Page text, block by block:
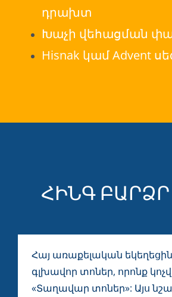
դրախտ
Խաչի վեհացման
Hisnak կամ Advent
ՀԻՆԳ ԲԱՐՁՐ
Հայ առաքելական եկեղեցին
գլխավոր տոներ, որոնք
«Տաղավար տոներ»: Այս